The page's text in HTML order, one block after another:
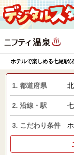
ホテルで楽しめる七尾駅(
1. 都道府県
2. 沿線・駅
3. こだわり条件